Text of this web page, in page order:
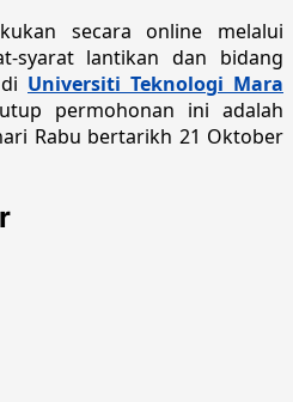
secara online melalui
syarat lantikan dan bidang
Universiti Teknologi Mara
permohonan ini adalah
Rabu bertarikh 21 Oktober